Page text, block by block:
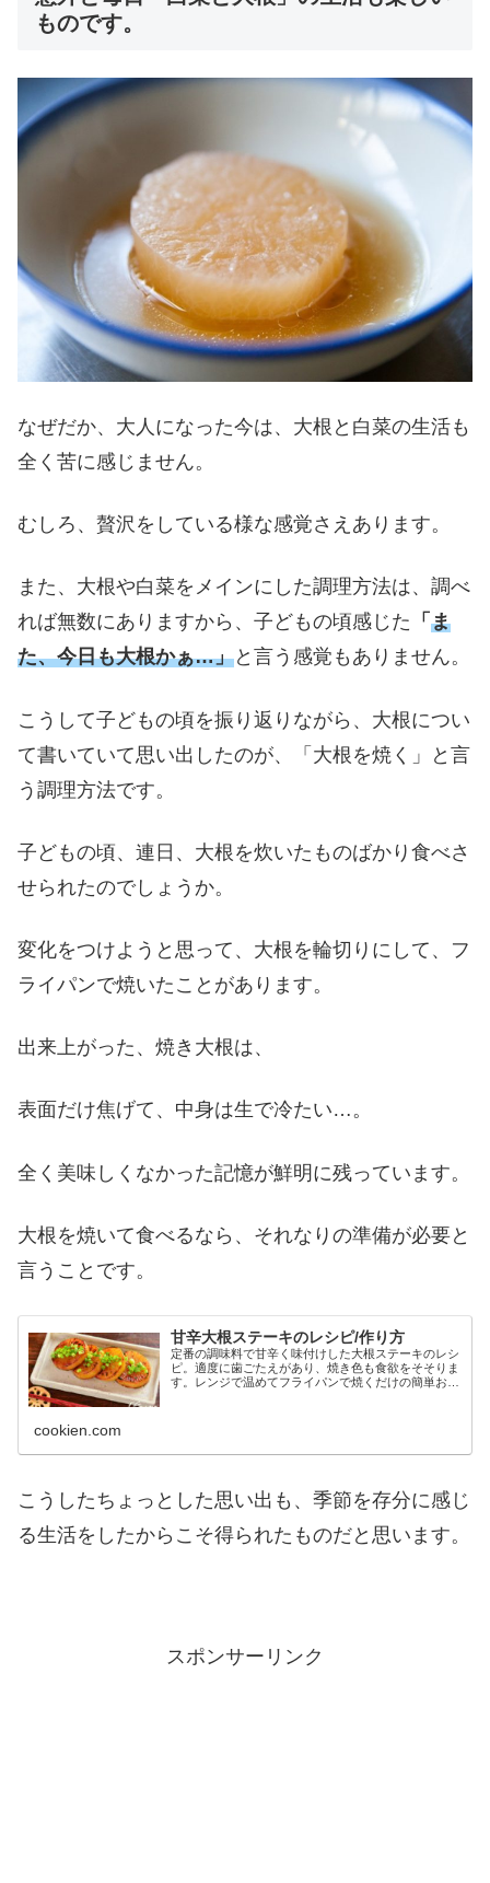
ものです。
なぜだか、大人になった今は、大根と白菜の生活も
全く苦に感じません。
むしろ、贅沢をしている様な感覚さえあります。
また、大根や白菜をメインにした調理方法は、調べ
れば無数にありますから、子どもの頃感じた 「 ま
た、今日も大根かぁ…」と言う感覚もありません。
こうして子どもの頃を振り返りながら、大根につい
て書いていて思い出したのが、「大根を焼く」と言
う調理方法です。
子どもの頃、連日、大根を炊いたものばかり食べさ
せられたのでしょうか。
変化をつけようと思って、大根を輪切りにして、フ
ライパンで焼いたことがあります。
出来上がった、焼き大根は、
表面だけ焦げて、中身は生で冷たい…。
全く美味しくなかった記憶が鮮明に残っています。
大根を焼いて食べるなら、それなりの準備が必要と
言うことです。
甘辛大根ステーキのレシピ/作り方
定番の調味料で甘辛く味付けした大根ステーキのレシ
ピ。適度に歯ごたえがあり、焼き色も食欲をそそりま
す。レンジで温めてフライパンで焼くだけの簡単おか
cookien.com
こうしたちょっとした思い出も、季節を存分に感じ
る生活をしたからこそ得られたものだと思います。
スポンサーリンク